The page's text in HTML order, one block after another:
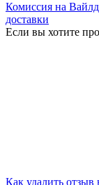
Комиссия на
доставки
Если вы хотите
Как удалить